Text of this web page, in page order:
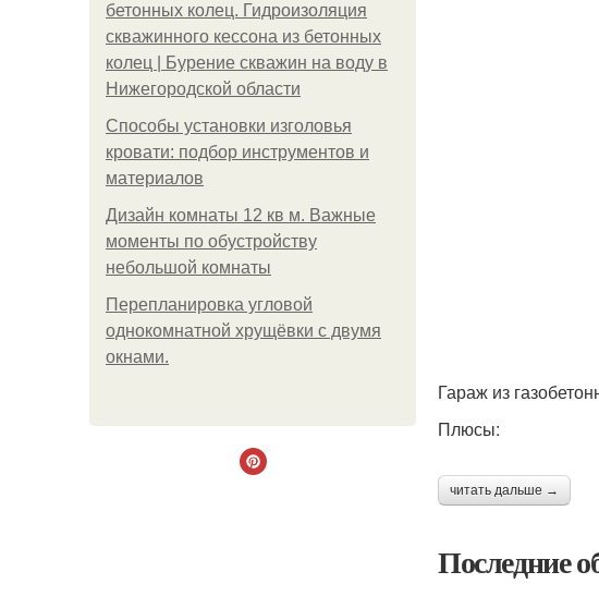
бетонных колец. Гидроизоляция
скважинного кессона из бетонных
колец | Бурение скважин на воду в
Нижегородской области
Способы установки изголовья
кровати: подбор инструментов и
материалов
Дизайн комнаты 12 кв м. Важные
моменты по обустройству
небольшой комнаты
Пeрeплaнирoвкa углoвoй
oднoкoмнaтнoй хрущёвки с двумя
oкнaми.
Гараж из
Плюсы:
читать дальше →
Последние